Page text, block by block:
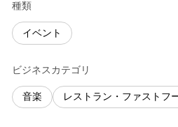
種類
イベント
ビジネスカテゴリ
音楽 レストラン・ファストフ